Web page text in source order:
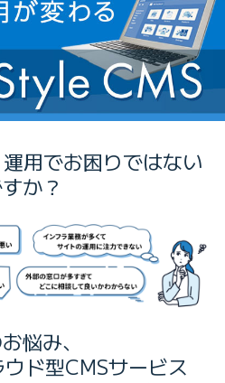
用でお困りではない
か？
悩み、
ド型CMSサービス